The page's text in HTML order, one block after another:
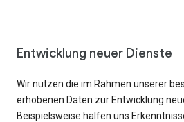
Entwicklung neuer Dienste
Wir nutzen die im Rahmen unserer
erhobenen Daten zur Entwicklung
Beispielsweise halfen uns